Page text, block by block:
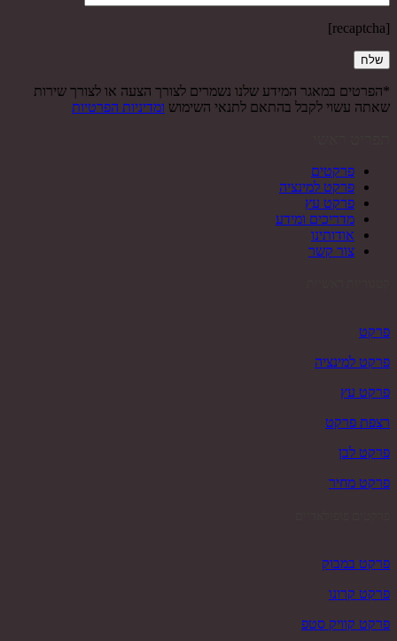
[recaptcha]
*הפרטים במאגר המידע שלנו נשמרים לצורך הצעה או לצורך שירות
שאתה עשוי לקבל בהתאם לתנאי השימוש ומדיניות הפרטיות
פרקטים
פרקט למינציה
פרקט עץ
מדריכים ומידע
אודותינו
צור קשר
פרקט
פרקט למינציה
פרקט עץ
רצפת פרקט
פרקט לבן
פרקט מחיר
פרקט במבוק
פרקט קרונו
פרקט קוויק סטפ